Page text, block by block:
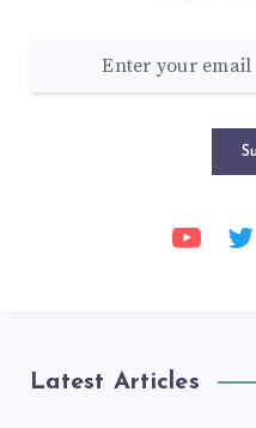
Latest Articles